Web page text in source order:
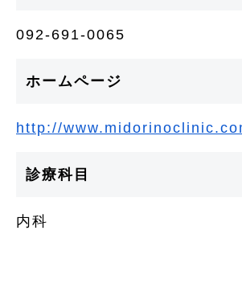
092-691-0065
ホームページ
http://
診療科目
内科